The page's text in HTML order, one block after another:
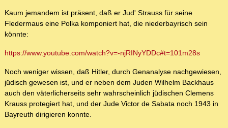
Kaum jemandem ist präsent, daß er Jud' Strauss für seine
Fledermaus eine Polka komponiert hat, die niederbayrisch sein
könnte:
https://www.youtube.com/watch?v=-njRINyYDDc#t=101m28s
Noch weniger wissen, daß Hitler, durch Genanalyse nachgewiesen,
jüdisch gewesen ist, und er neben dem Juden Wilhelm Backhaus
auch den väterlicherseits sehr wahrscheinlich jüdischen Clemens
Krauss protegiert hat, und der Jude Victor de Sabata noch 1943 in
Bayreuth dirigieren konnte.